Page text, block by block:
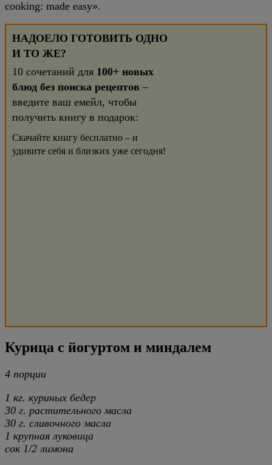
cooking: made easy».
НАДОЕЛО ГОТОВИТЬ ОДНО
И ТО ЖЕ?
10 сочетаний для 100+ новых
блюд без поиска рецептов –
введите ваш емейл, чтобы
получить книгу в подарок:
Скачайте книгу бесплатно – и
удивите себя и близких уже сегодня!
Курица с йогуртом и миндалем
4 порции
1 кг. куриных бедер
30 г. растительного масла
30 г. сливочного масла
1 крупная луковица
сок 1/2 лимона